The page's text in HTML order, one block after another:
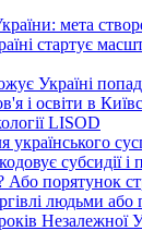
мета
стартує
Україні
і освіти в
LISOD
субсидії
порятунок
людьми або
Незалежної